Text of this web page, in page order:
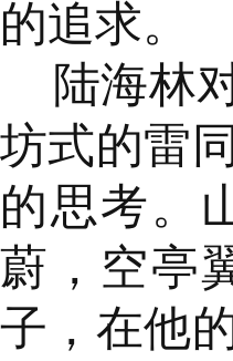
的追求。
陆海林
坊式的雷
的思考。
蔚，空亭
子，在他